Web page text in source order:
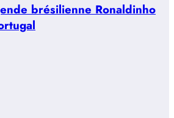
brésilienne Ronaldinho